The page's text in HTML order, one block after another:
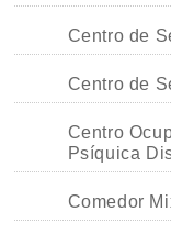
Centro de
Centro de
Centro
Psíquica
Comedor